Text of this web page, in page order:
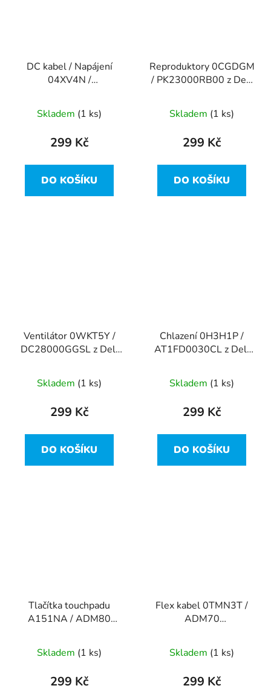
DC kabel / Napájení
04XV4N /
Latitude E5470
Skladem (1 ks)
299 Kč
DO KOŠÍKU
Reproduktory 0CGDGM
/ PK23000RB00 z Dell
Skladem (1 ks)
299 Kč
DO KOŠÍKU
Ventilátor 0WKT5Y /
DC28000GGSL z Dell
Skladem (1 ks)
299 Kč
DO KOŠÍKU
Chlazení 0H3H1P /
AT1FD0030CL z Dell
Skladem (1 ks)
299 Kč
DO KOŠÍKU
Tlačítka touchpadu
A151NA / ADM80
Latitude E5470
Skladem (1 ks)
299 Kč
Flex kabel 0TMN3T /
ADM70
Latitude E5470
Skladem (1 ks)
299 Kč